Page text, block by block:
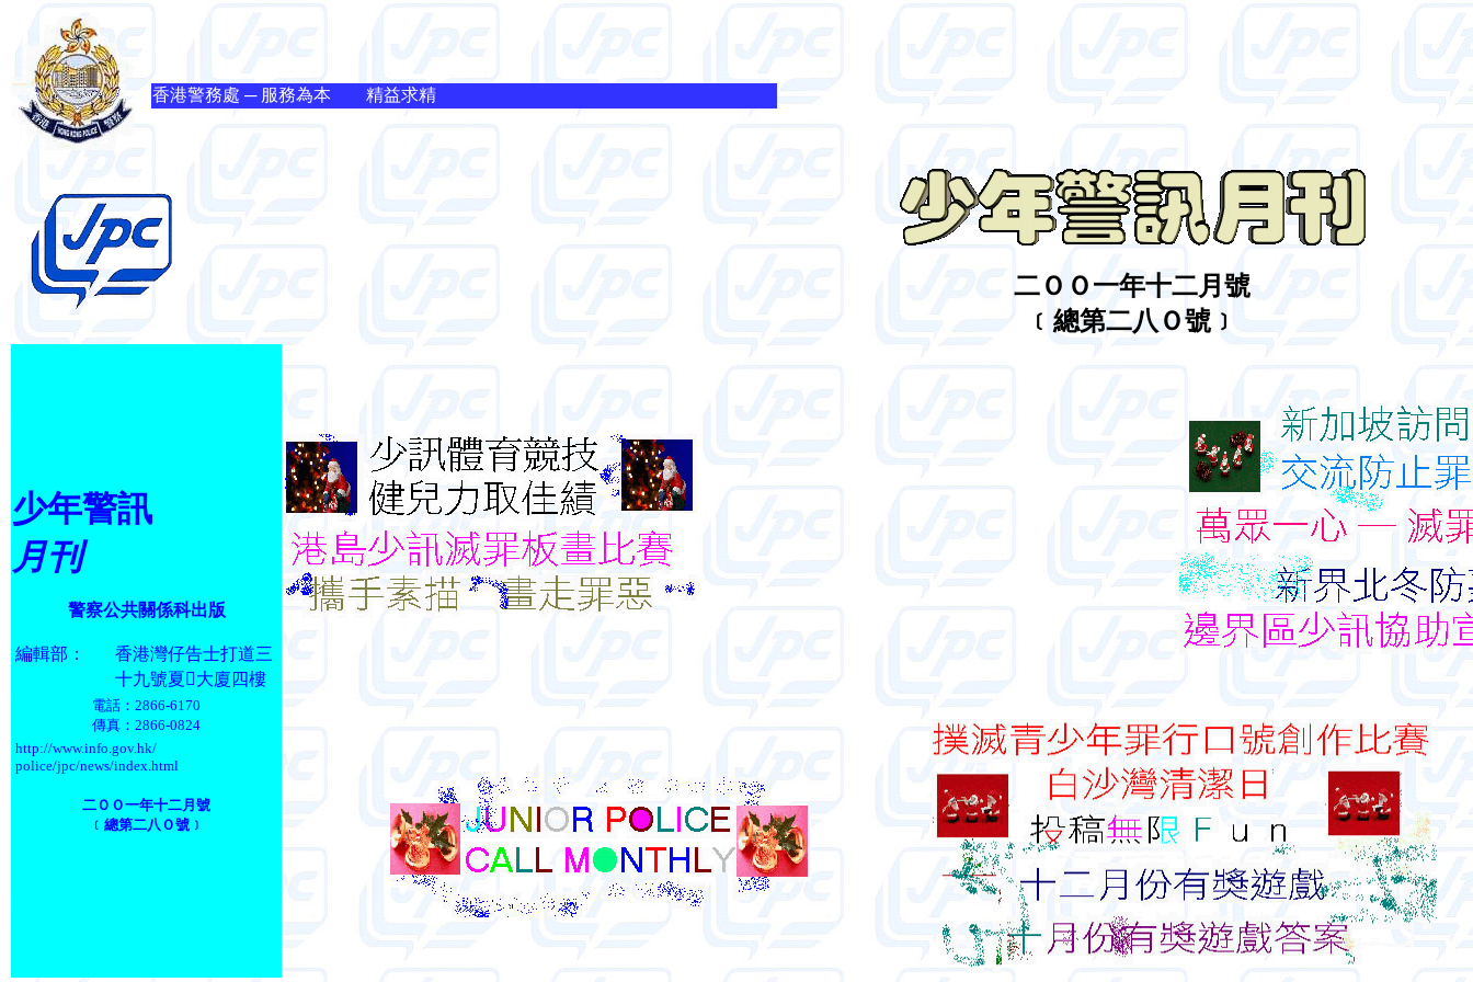
香港警務處 ─ 服務為本 精益求精
二ＯＯ一年十二月號
﹝總第二八Ｏ號﹞
少年警訊
月刊
警察公共關係科出版
編輯部：
香港灣仔告士打道三
十九號夏大廈四樓
電話：2866-6170
傳真：2866-0824
http://www.info.gov.hk/
police/jpc/news/index.html
二ＯＯ一年十二月號
﹝總第二八Ｏ號﹞